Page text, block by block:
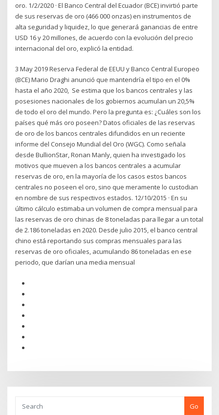
oro. 1/2/2020 · El Banco Central del Ecuador (BCE) invirtió parte
de sus reservas de oro (466 000 onzas) en instrumentos de
alta seguridad y liquidez, lo que generará ganancias de entre
USD 16 y 20 millones, de acuerdo con la evolución del precio
internacional del oro, explicó la entidad.
3 May 2019 Reserva Federal de EEUU y Banco Central Europeo
(BCE) Mario Draghi anunció que mantendría el tipo en el 0%
hasta el año 2020, Se estima que los bancos centrales y las
posesiones nacionales de los gobiernos acumulan un 20,5%
de todo el oro del mundo. Pero la pregunta es: ¿Cuáles son los
países qué más oro poseen? Datos oficiales de las reservas
de oro de los bancos centrales difundidos en un reciente
informe del Consejo Mundial del Oro (WGC). Como señala
desde BullionStar, Ronan Manly, quien ha investigado los
motivos que mueven a los bancos centrales a acumular
reservas de oro, en la mayoría de los casos estos bancos
centrales no poseen el oro, sino que meramente lo custodian
en nombre de sus respectivos estados. 12/10/2015 · En su
último cálculo estimaba un volumen de compra mensual para
las reservas de oro chinas de 8 toneladas para llegar a un total
de 2.186 toneladas en 2020. Desde julio 2015, el banco central
chino está reportando sus compras mensuales para las
reservas de oro oficiales, acumulando 86 toneladas en ese
periodo, que darían una media mensual
Go